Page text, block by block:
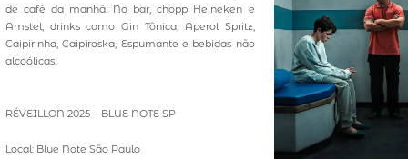
de café da manhã. No bar, chopp Heineken e
Amstel, drinks como Gin Tônica, Aperol Spritz,
Caipirinha, Caipiroska, Espumante e bebidas não
alcoólicas.
RÉVEILLON 2025 – BLUE NOTE SP
Local: Blue Note São Paulo